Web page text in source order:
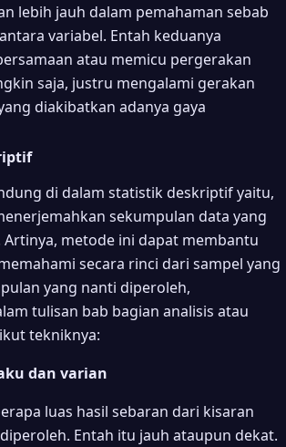
lebih jauh dalam pemahaman sebab
variabel. Entah keduanya
atau memicu pergerakan
saja, justru mengalami gerakan
diakibatkan adanya gaya
di dalam statistik deskriptif yaitu,
sekumpulan data yang
metode ini dapat membantu
secara rinci dari sampel yang
yang nanti diperoleh,
tulisan bab bagian analisis atau
tekniknya:
dan varian
luas hasil sebaran dari kisaran
Entah itu jauh ataupun dekat.